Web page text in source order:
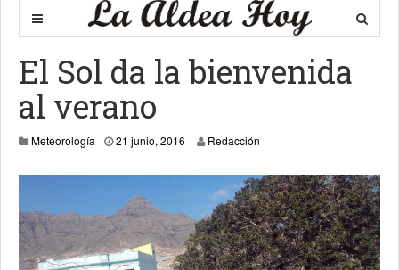
El Sol da la bienvenida
al verano
Meteorología 21 junio, 2016 21 junio, 2016
Redacción